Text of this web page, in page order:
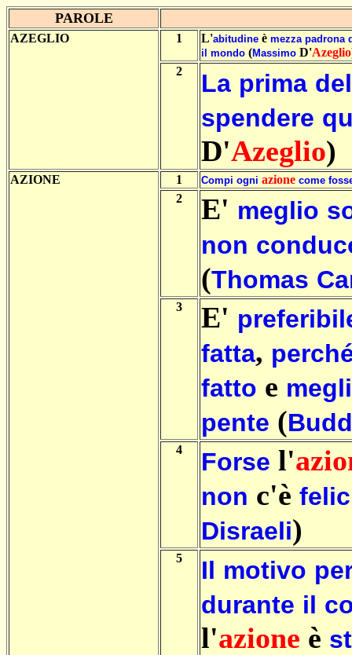
PAROLE
AZEGLIO 1 L'abitudine è mezza padrona
il mondo (Massimo D'Azeglio
2
La prima
spendere
D'Azeglio)
AZIONE 1 Compi ogni azione come
2 E' meglio
non
(Thomas
3 E'
fatta,
fatto e
pente (
4 Forse l'
non c'è
Disraeli)
5 Il motivo
durante il
l'azione è